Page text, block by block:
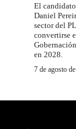
El
Daniel
sector del
convertirse
en 2028.
7 de agosto